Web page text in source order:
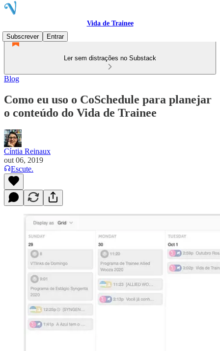
Vida de Trainee
Subscrever
Entrar
Ler sem distrações no Substack
Blog
Como eu uso o CoSchedule para planejar
o conteúdo do Vida de Trainee
Cíntia Reinaux
out 06, 2019
Escute.